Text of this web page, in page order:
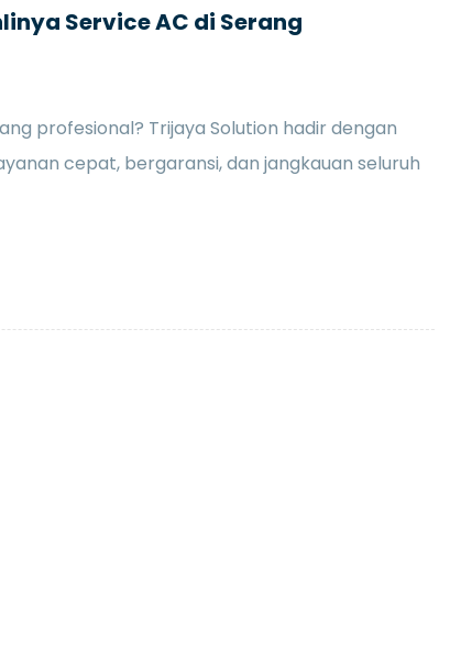
Service AC di Serang
profesional? Trijaya Solution hadir dengan
cepat, bergaransi, dan jangkauan seluruh